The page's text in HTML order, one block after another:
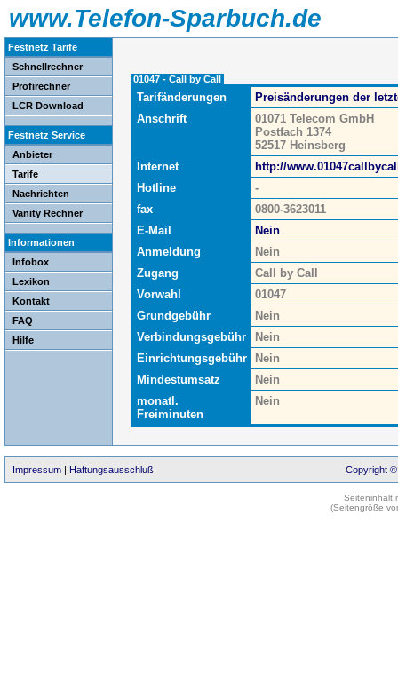
www.Telefon-Sparbuch.de
Festnetz Tarife
Schnellrechner
Profirechner
LCR Download
Festnetz Service
Anbieter
Tarife
Nachrichten
Vanity Rechner
Informationen
Infobox
Lexikon
Kontakt
FAQ
Hilfe
01047 - Call by Call
Tarifänderungen
Preisänderungen der
Anschrift
01071 Telecom GmbH
Postfach 1374
52517 Heinsberg
Internet
http://
Hotline
-
fax
0800-3623011
E-Mail
Nein
Anmeldung
Nein
Zugang
Call by Call
Vorwahl
01047
Grundgebühr
Nein
Verbindungsgebühr
Nein
Einrichtungsgebühr
Nein
Mindestumsatz
Nein
monatl.
Freiminuten
Nein
Impressum | Haftungsausschluß Copyright ©
Seiteninhalt
(Seitengröße